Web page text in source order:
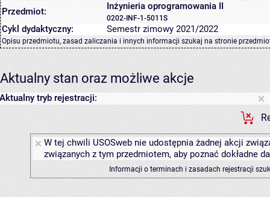
Przedmiot: Inżynieria oprogramowania II
0202-INF-1-5011S
Cykl dydaktyczny: Semestr zimowy 2021/2022
Opisu przedmiotu, zasad zaliczania i innych informacji szukaj na stronie
Aktualny stan oraz możliwe akcje
Aktualny tryb rejestracji:
W tej chwili USOSweb nie udostępnia żadnej akcji
związanych z tym przedmiotem, aby poznać dokładne
Informacji o terminach i zasadach rejestracji